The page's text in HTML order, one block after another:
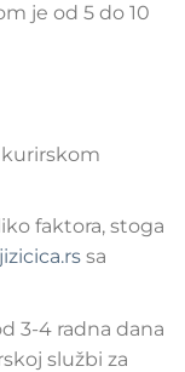
je od 5 do 10
faktora, stoga
sa
3-4 radna dana
službi za